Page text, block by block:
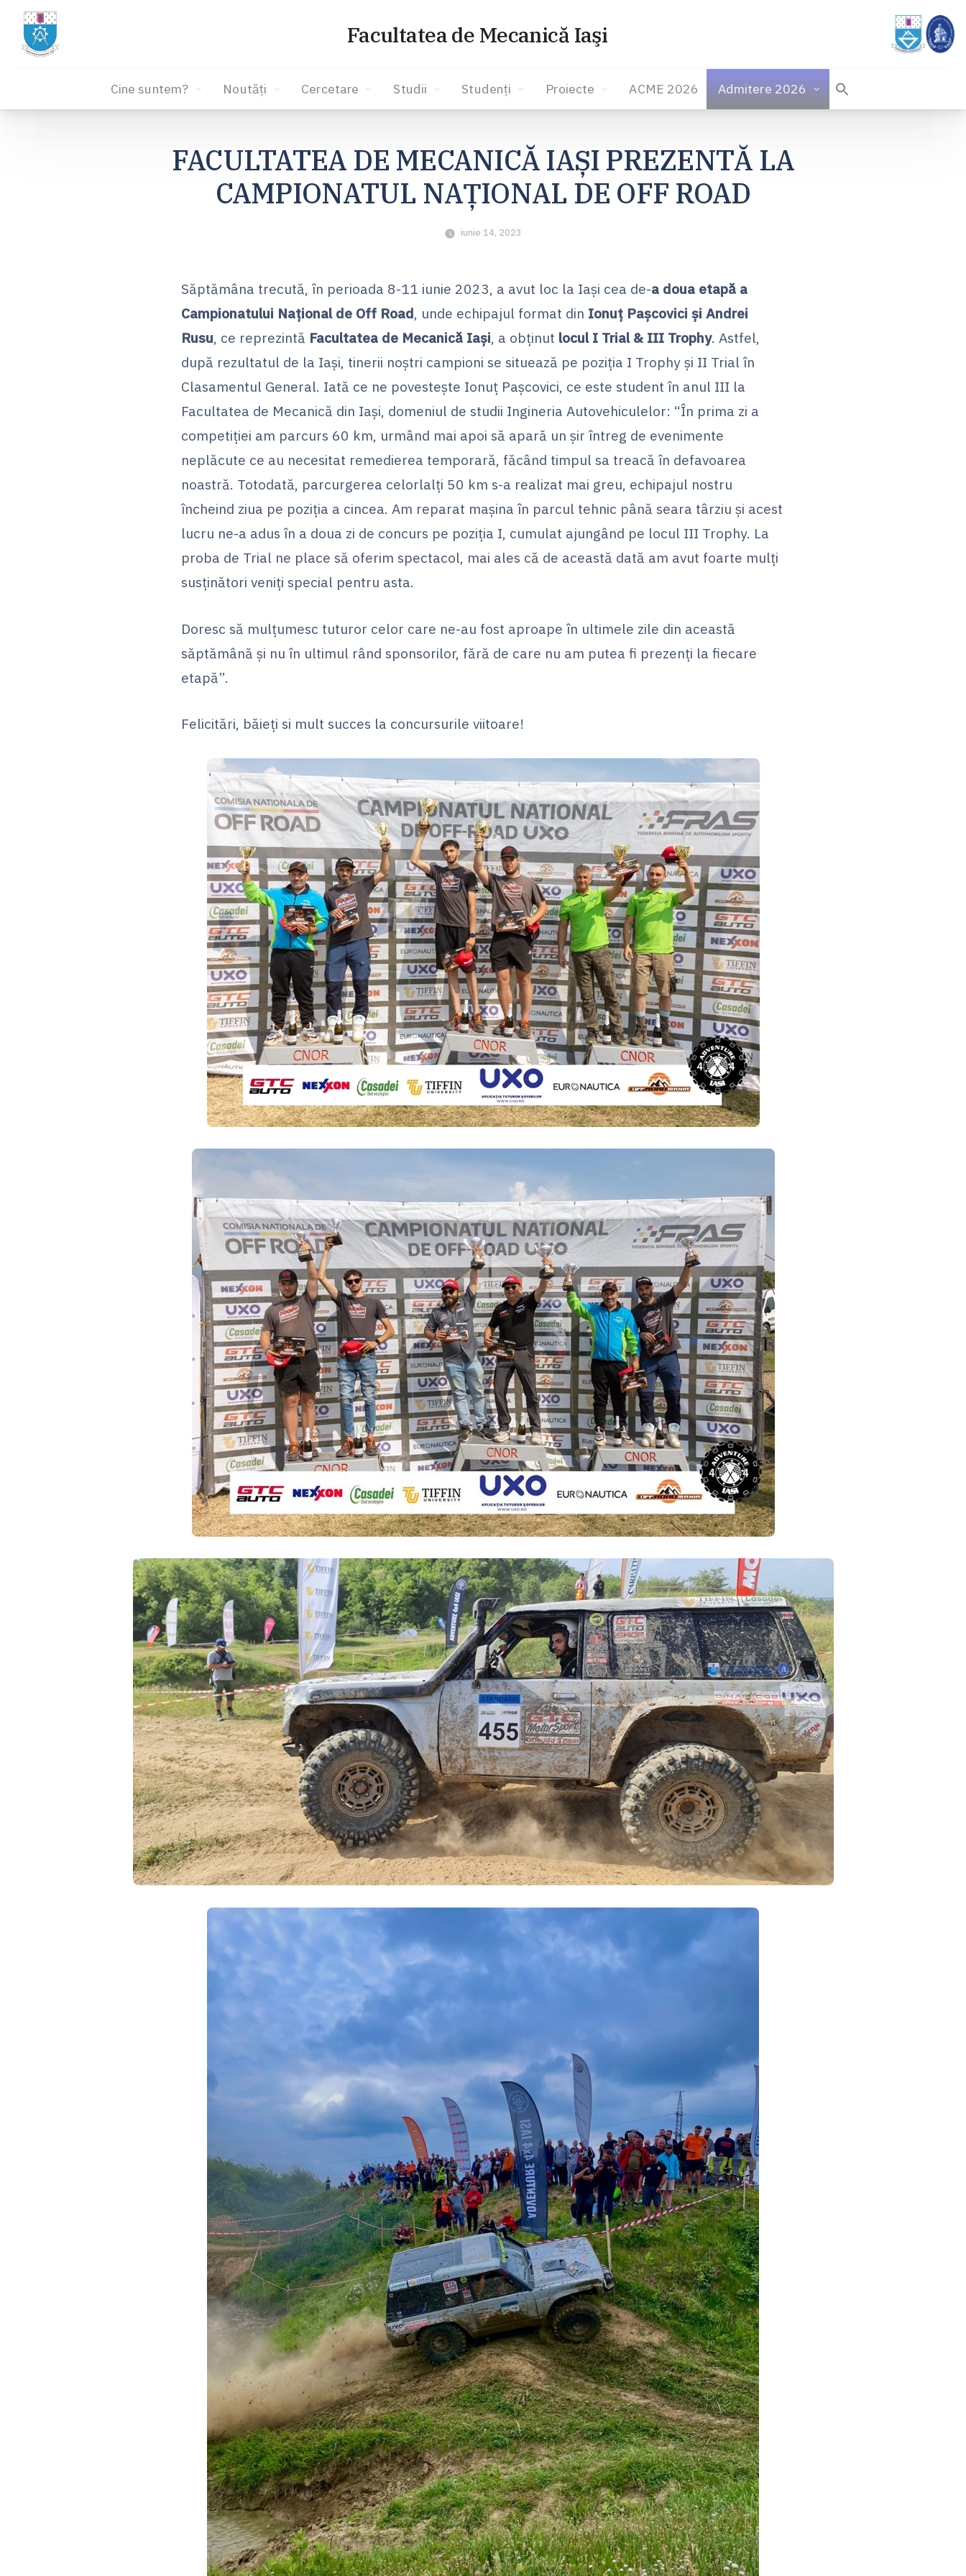
Facultatea de Mecanică Iaşi
Cine suntem? Noutăți Cercetare Studii Studenți Proiecte ACME 2026 Admitere 2026
FACULTATEA DE MECANICĂ IAȘI PREZENTĂ LA
CAMPIONATUL NAȚIONAL DE OFF ROAD
iunie 14, 2023
Săptămâna trecută, în perioada 8-11 iunie 2023, a avut loc la Iași cea de-a doua etapă a
Campionatului Național de Off Road, unde echipajul format din Ionuț Pașcovici și Andrei
Rusu, ce reprezintă Facultatea de Mecanică Iași, a obținut locul I Trial & III Trophy. Astfel,
după rezultatul de la Iași, tinerii noștri campioni se situează pe poziția I Trophy și II Trial în
Clasamentul General. Iată ce ne povestește Ionuț Pașcovici, ce este student în anul III la
Facultatea de Mecanică din Iași, domeniul de studii Ingineria Autovehiculelor: “În prima zi a
competiției am parcurs 60 km, urmând mai apoi să apară un șir întreg de evenimente
neplăcute ce au necesitat remedierea temporară, făcând timpul sa treacă în defavoarea
noastră. Totodată, parcurgerea celorlalți 50 km s-a realizat mai greu, echipajul nostru
încheind ziua pe poziția a cincea. Am reparat mașina în parcul tehnic până seara târziu și acest
lucru ne-a adus în a doua zi de concurs pe poziția I, cumulat ajungând pe locul III Trophy. La
proba de Trial ne place să oferim spectacol, mai ales că de această dată am avut foarte mulți
susținători veniți special pentru asta.
Doresc să mulțumesc tuturor celor care ne-au fost aproape în ultimele zile din această
săptămână și nu în ultimul rând sponsorilor, fără de care nu am putea fi prezenți la fiecare
etapă”.
Felicitări, băieți si mult succes la concursurile viitoare!